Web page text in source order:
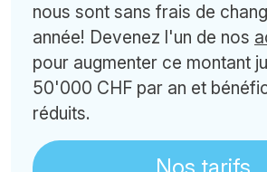
nous sont sans frais de
année! Devenez l'un de nos
pour augmenter ce montant
50'000 CHF par an et
réduits.